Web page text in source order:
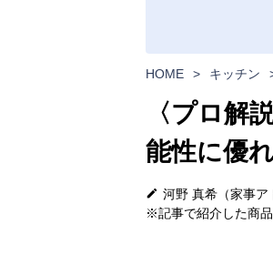
HOME > キッチン
〈プロ解
能性に優
河野 真希（家事ア
※記事で紹介した商